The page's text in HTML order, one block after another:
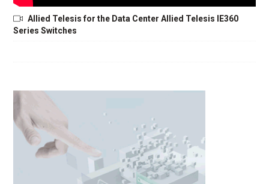
Allied Telesis for the Data Center Allied Telesis IE360
Series Switches